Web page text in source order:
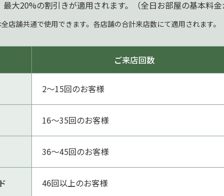
最大20%の割引きが適用されます。（全日お部屋の基本料
店舗共通で使用できます。各店舗の合計来店数にて適用されます。
ご来店回数
2〜15回のお客様
16〜35回のお客様
36〜45回のお客様
46回以上のお客様